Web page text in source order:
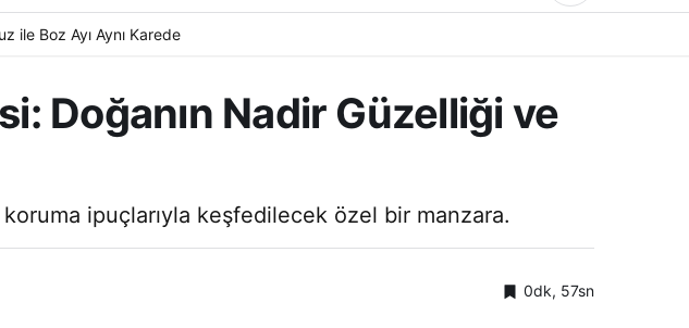
ile Boz Ayı Aynı Karede
Doğanın Nadir Güzelliği ve
ipuçlarıyla keşfedilecek özel bir manzara.
0dk, 57sn